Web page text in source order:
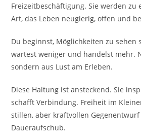
Freizeitbeschäftigung. Sie werden zu
Art, das Leben neugierig, offen und
Du beginnst, Möglichkeiten zu sehen
wartest weniger und handelst mehr.
sondern aus Lust am Erleben.
Diese Haltung ist ansteckend. Sie
schafft Verbindung. Freiheit im
stillen, aber kraftvollen
Daueraufschub.